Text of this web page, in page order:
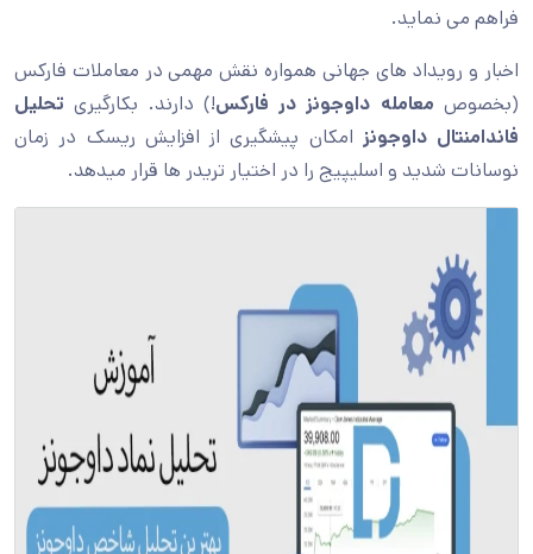
فراهم می نماید.
اخبار و رویداد های جهانی همواره نقش مهمی در معاملات فارکس
(بخصوص معامله داوجونز در فارکس!) دارند. بکارگیری تحلیل
فاندامنتال داوجونز امکان پیشگیری از افزایش ریسک در زمان
نوسانات شدید و اسلیپیج را در اختیار تریدر ها قرار میدهد.